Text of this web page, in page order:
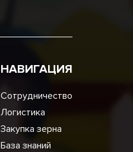
НАВИГАЦИЯ
Сотрудничество
Логистика
Закупка зерна
База знаний